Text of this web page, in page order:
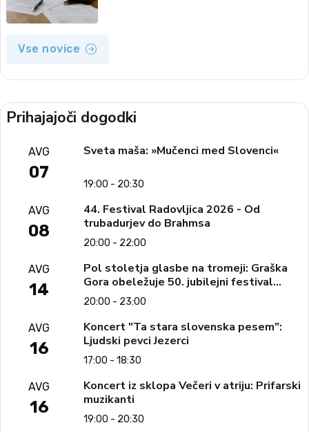
Vse novice
Prihajajoči dogodki
AVG
07
Sveta maša: »Mučenci med Slovenci«
19:00 - 20:30
AVG
08
44. Festival Radovljica 2026 - Od
trubadurjev do Brahmsa
20:00 - 22:00
AVG
14
Pol stoletja glasbe na tromeji: Graška
Gora obeležuje 50. jubilejni festival
narodno-zabavne glasbe
20:00 - 23:00
AVG
16
Koncert "Ta stara slovenska pesem":
Ljudski pevci Jezerci
17:00 - 18:30
AVG
16
Koncert iz sklopa Večeri v atriju: Prifarski
muzikanti
19:00 - 20:30